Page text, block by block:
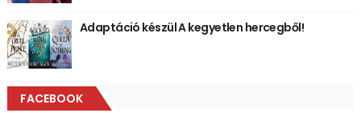
Adaptáció készül A kegyetlen hercegből!
FACEBOOK